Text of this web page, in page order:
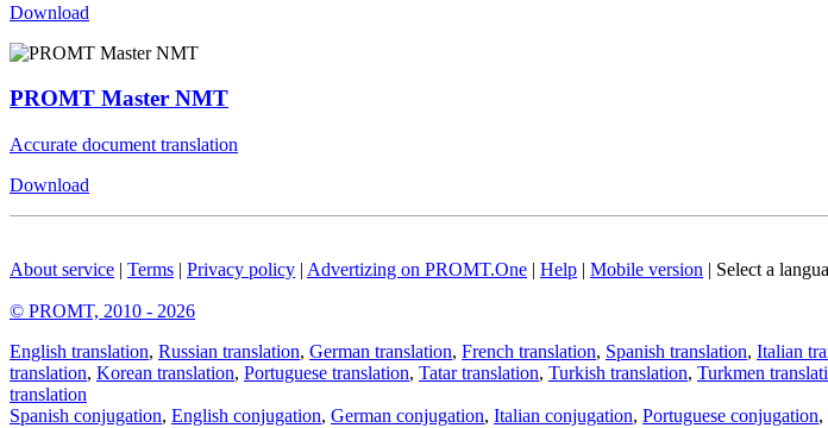
Download
PROMT Master NMT
Accurate document translation
Download
About service | Terms | Privacy policy | Advertizing on PROMT.One | Help | Mobile version | Select a
© PROMT, 2010 - 2026
English translation, Russian translation, German translation, French translation, Spanish translation, Italian
translation, Korean translation, Portuguese translation, Tatar translation, Turkish translation, Turkmen
translation
Spanish conjugation, English conjugation, German conjugation, Italian conjugation, Portuguese conjugation,